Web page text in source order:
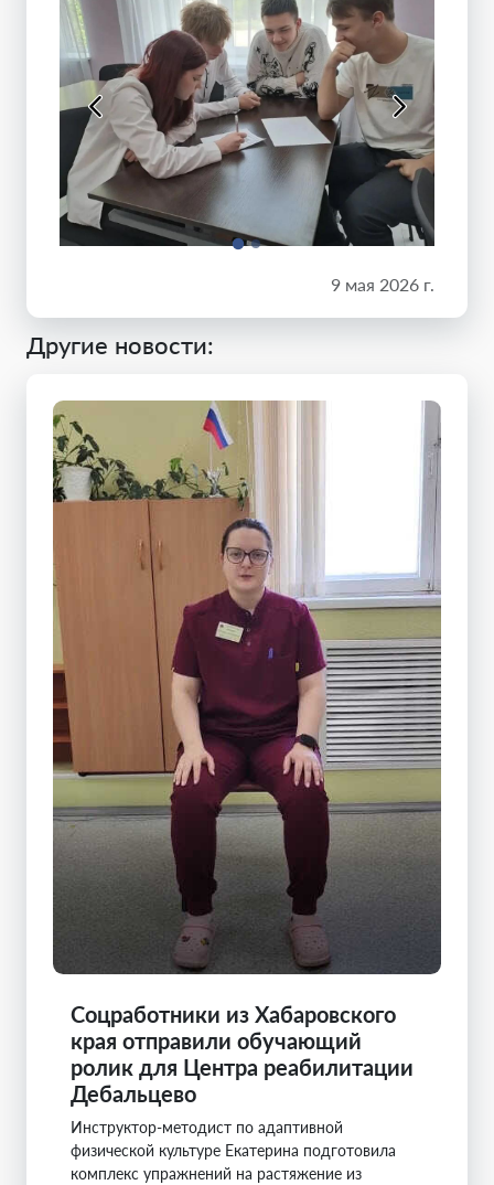
9 мая 2026 г.
Другие новости:
Соцработники из Хабаровского
края отправили обучающий
ролик для Центра реабилитации
Дебальцево
Инструктор-методист по адаптивной
физической культуре Екатерина подготовила
комплекс упражнений на растяжение из